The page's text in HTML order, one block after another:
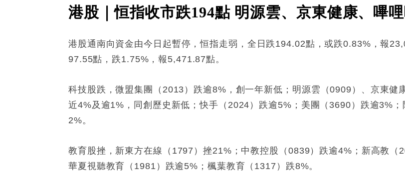
港股｜恒指收市跌194點 明源雲、京東健康、嗶
港股通南向資金由今日起暫停，恒指走弱，全日跌194.02點，或跌0.83%，報
97.55點，跌1.75%，報5,471.87點。
科技股跌，微盟集團（2013）跌逾8%，創一年新低；明源雲（0909）、京東健
近4%及逾1%，同創歷史新低；快手（2024）跌逾5%；​​美團（3690）跌逾3%
2%。
教育股挫，新東方在線（1797）挫21%；中教控股（0839）跌逾4%；新高教（
華夏視聽教育（1981）跌逾5%；楓葉教育（1317）跌8%。